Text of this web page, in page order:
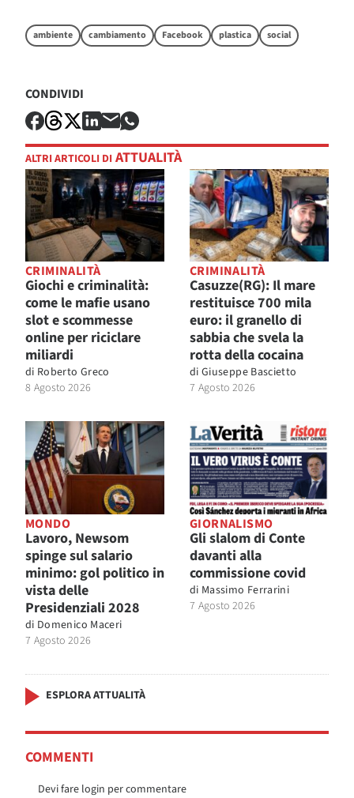
ambiente cambiamento Facebook plastica social
CONDIVIDI
ALTRI ARTICOLI DI ATTUALITÀ
CRIMINALITÀ
Giochi e criminalità:
come le mafie usano
slot e scommesse
online per riciclare
miliardi
di Roberto Greco
8 Agosto 2026
CRIMINALITÀ
Casuzze(RG): Il mare
restituisce 700 mila
euro: il granello di
sabbia che svela la
rotta della cocaina
di Giuseppe Bascietto
7 Agosto 2026
MONDO
Lavoro, Newsom
spinge sul salario
minimo: gol politico in
vista delle
Presidenziali 2028
di Domenico Maceri
7 Agosto 2026
GIORNALISMO
Gli slalom di Conte
davanti alla
commissione covid
di Massimo Ferrarini
7 Agosto 2026
ESPLORA ATTUALITÀ
COMMENTI
Devi fare login per commentare